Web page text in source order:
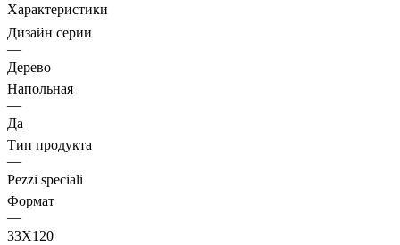
Характеристики
Дизайн серии
—
Дерево
Напольная
—
Да
Тип продукта
—
Pezzi speciali
Формат
—
33X120